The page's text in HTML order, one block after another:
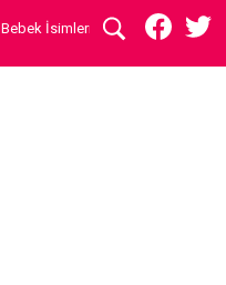
Bebek İsimleri